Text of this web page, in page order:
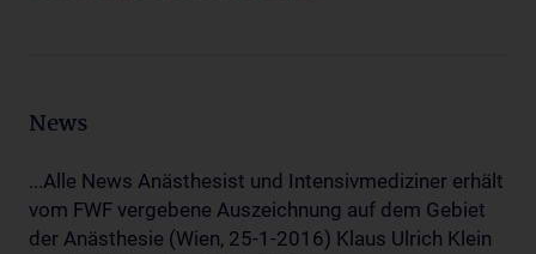
News
...Alle News Anästhesist und Intensivmediziner erhält
vom FWF vergebene Auszeichnung auf dem Gebiet
der Anästhesie (Wien, 25-1-2016) Klaus Ulrich Klein